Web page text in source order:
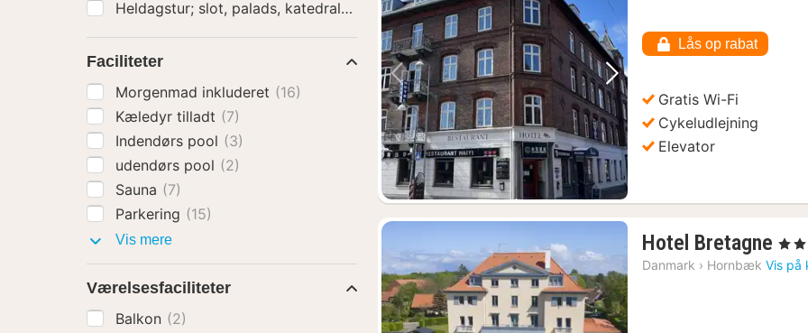
Forrige billede Næste billede
892
kr.
Lås op rabat
Gratis Wi-Fi
Cykeludlejning
Elevator
Hotel Bretagne 1
nat
, 3
Danmark › Hornbæk Vis på
Heldagstur; slot, palads, katedral og vikingeskibe(3)
Faciliteter
Morgenmad inkluderet (16)
Kæledyr tilladt (7)
Indendørs pool (3)
udendørs pool (2)
Sauna (7)
Parkering (15)
Vis mereFaciliteter
Værelsesfaciliteter
Balkon (2)